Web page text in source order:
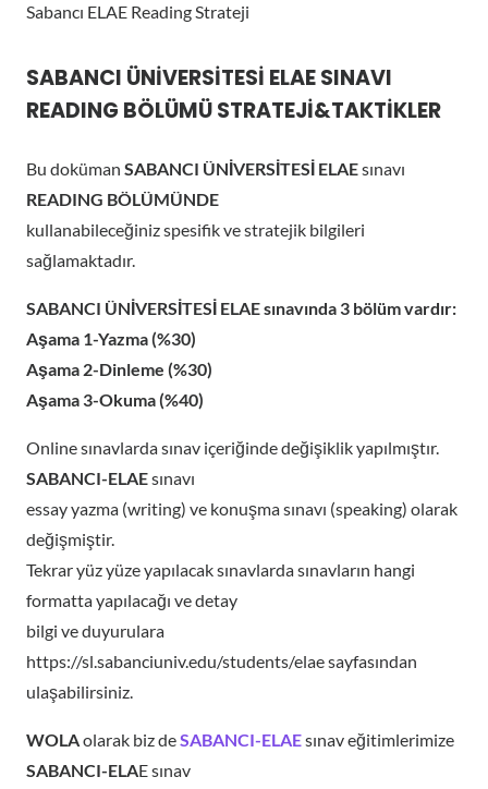
Sabancı ELAE Reading Strateji
SABANCI ÜNİVERSİTESİ ELAE SINAVI
READING BÖLÜMÜ STRATEJİ&TAKTİKLER
Bu doküman SABANCI ÜNİVERSİTESİ ELAEsınavı
READING BÖLÜMÜNDE
kullanabileceğiniz spesifik ve stratejik bilgileri
sağlamaktadır.
SABANCI ÜNİVERSİTESİ ELAE sınavında 3 bölüm vardır:
Aşama 1-Yazma (%30)
Aşama 2-Dinleme (%30)
Aşama 3-Okuma (%40)
Online sınavlarda sınav içeriğinde değişiklik yapılmıştır.
SABANCI-ELAEsınavı
essay yazma (writing) ve konuşma sınavı (speaking) olarak
değişmiştir.
Tekrar yüz yüze yapılacak sınavlarda sınavların hangi
formatta yapılacağı ve detay
bilgi ve duyurulara
https://sl.sabanciuniv.edu/students/elae sayfasından
ulaşabilirsiniz.
WOLAolarak biz deSABANCI-ELAEsınav eğitimlerimize
SABANCI-ELAE sınav